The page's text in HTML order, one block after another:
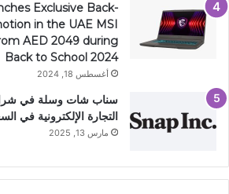
Exclusive Back-
in the UAE MSI
AED 2049 during
Back to School 2024
أغسطس 18, 2024
سناب شات وسلة في
التجارة الإلكترونية في
مارس 13, 2025